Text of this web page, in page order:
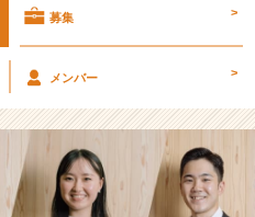
募集 >
メンバー >